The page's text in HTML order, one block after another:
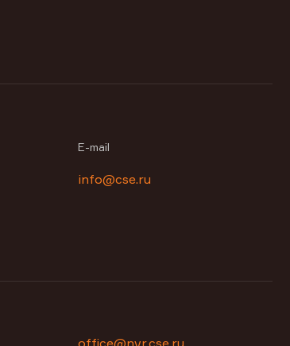
E-mail
info@cse.ru
office@nvr.cse.ru